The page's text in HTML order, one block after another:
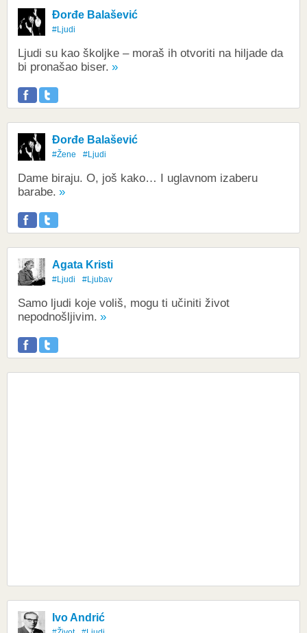
Đorđe Balašević
#Ljudi
Ljudi su kao školjke – moraš ih otvoriti na hiljade da
bi pronašao biser.
Đorđe Balašević
#Žene #Ljudi
Dame biraju. O, još kako… I uglavnom izaberu
barabe.
Agata Kristi
#Ljudi #Ljubav
Samo ljudi koje voliš, mogu ti učiniti život
nepodnošljivim.
Ivo Andrić